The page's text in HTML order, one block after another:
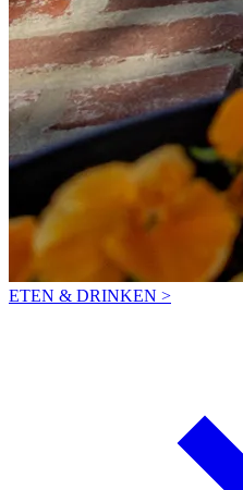
ETEN & DRINKEN >